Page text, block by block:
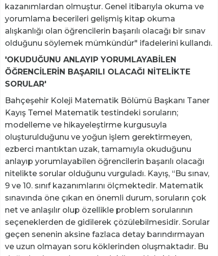
kazanımlardan olmuştur. Genel itibarıyla okuma ve
yorumlama becerileri gelişmiş kitap okuma
alışkanlığı olan öğrencilerin başarılı olacağı bir sınav
olduğunu söylemek mümkündür" ifadelerini kullandı.
'OKUDUĞUNU ANLAYIP YORUMLAYABİLEN
ÖĞRENCİLERİN BAŞARILI OLACAĞI NİTELİKTE
SORULAR'
Bahçeşehir Koleji Matematik Bölümü Başkanı Taner
Kayış Temel Matematik testindeki soruların;
modelleme ve hikayeleştirme kurgusuyla
oluşturulduğunu ve yoğun işlem gerektirmeyen,
ezberci mantıktan uzak, tamamıyla okuduğunu
anlayıp yorumlayabilen öğrencilerin başarılı olacağı
nitelikte sorular olduğunu vurguladı. Kayış, “Bu sınav,
9 ve 10. sınıf kazanımlarını ölçmektedir. Matematik
sınavında öne çıkan en önemli durum, soruların çok
net ve anlaşılır olup özellikle problem sorularının
seçeneklerden de gidilerek çözülebilmesidir. Sorular
geçen senenin aksine fazlaca detay barındırmayan
ve uzun olmayan soru köklerinden oluşmaktadır. Bu